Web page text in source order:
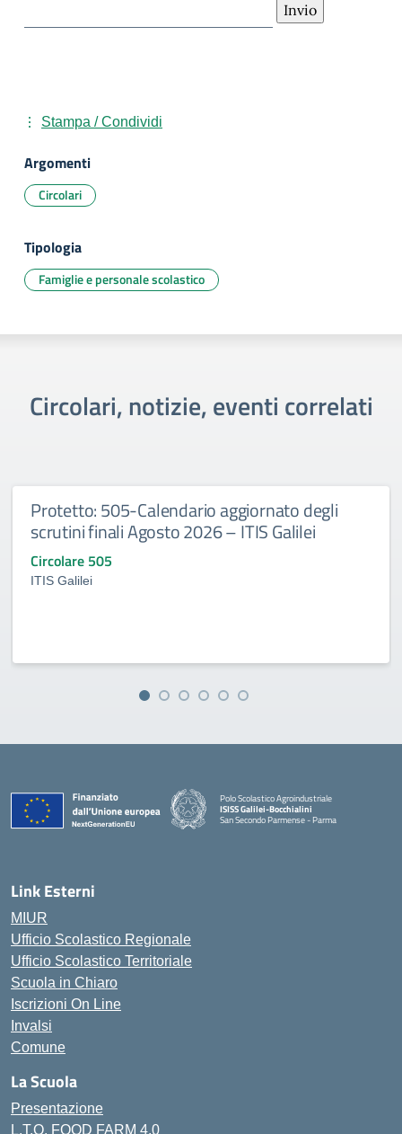
Stampa / Condividi
Argomenti
Circolari
Tipologia
Famiglie e personale scolastico
Circolari, notizie, eventi correlati
Protetto: 505-Calendario aggiornato degli
scrutini finali Agosto 2026 – ITIS Galilei
Circolare 505
ITIS Galilei
Polo Scolastico Agroindustriale
ISISS Galilei-Bocchialini
San Secondo Parmense - Parma
Link Esterni
MIUR
Ufficio Scolastico Regionale
Ufficio Scolastico Territoriale
Scuola in Chiaro
Iscrizioni On Line
Invalsi
Comune
La Scuola
Presentazione
L.T.O. FOOD FARM 4.0